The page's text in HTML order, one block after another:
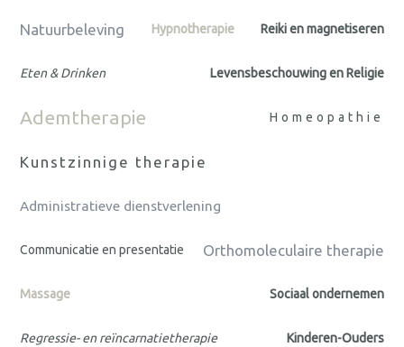
Natuurbeleving Hypnotherapie Reiki en magnetiseren
Eten & Drinken Levensbeschouwing en Religie
Ademtherapie Homeopathie
Kunstzinnige therapie
Administratieve dienstverlening
Communicatie en presentatie Orthomoleculaire therapie
Massage Sociaal ondernemen
Regressie- en reïncarnatietherapie Kinderen-Ouders